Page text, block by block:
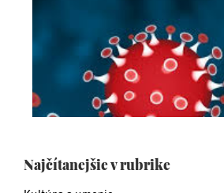
Najčítanejšie v rubrike